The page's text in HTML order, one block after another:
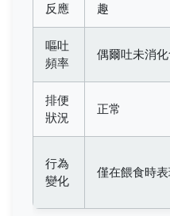
反應
趣
嘔吐
頻率
偶爾吐未消
排便
狀況
正常
行為
變化
僅在餵食時表